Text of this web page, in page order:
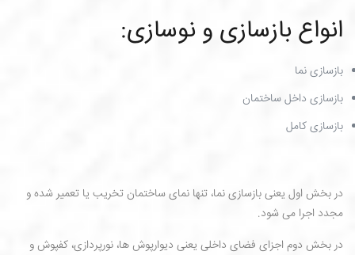
انواع بازسازی و نوسازی:
بازسازی نما
بازسازی داخل ساختمان
بازسازی کامل
در بخش اول یعنی بازسازی نما، تنها نمای ساختمان تخریب یا تعمیر شده و
مجدد اجرا می شود.
در بخش دوم اجزای فضای داخلی یعنی دیوارپوش ها، نورپردازی، کفپوش و